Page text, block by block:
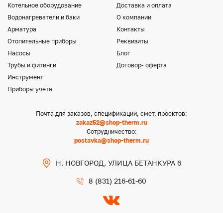
Котельное оборудование
Водонагреватели и баки
Арматура
Отопительные приборы
Насосы
Трубы и фитинги
Инструмент
Приборы учета
Доставка и оплата
О компании
Контакты
Реквизиты
Блог
Договор- оферта
Почта для заказов, спецификации, смет, проектов:
zakaz52@shop-therm.ru
Сотрудничество:
postavka@shop-therm.ru
Н. НОВГОРОД, УЛИЦА БЕТАНКУРА 6
8 (831) 216-61-60